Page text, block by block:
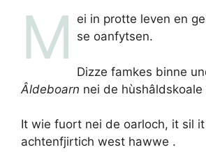
M
ei in protte leven en
se oanfytsen.
Dizze famkes binne
Âldeboarn nei de hùshâldskoale
It wie fuort nei de oarloch, it sil
achtenfjirtich west hawwe .